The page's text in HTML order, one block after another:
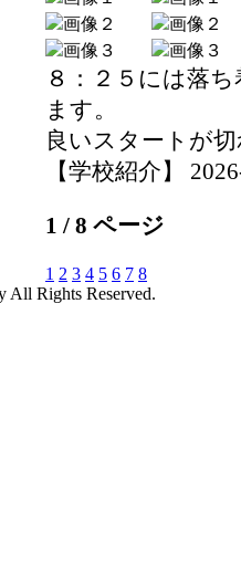
８：２５には落
ます。
良いスタートが
【学校紹介】
1 / 8 ページ
1 2 3 4 5 6 7 8
Rights Reserved.